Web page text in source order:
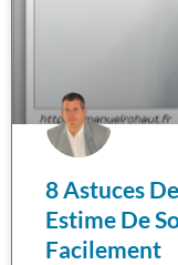
8 Astuces
Estime De
Facilement